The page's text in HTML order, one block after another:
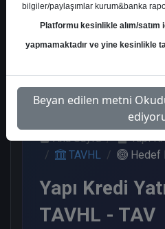
11
Get.
6
Ana Sayfa
Yapı
TAVHL
Hedef
Yapı Kredi
TAVHL - TAV
bilgiler/paylaşımlar kurum&banka
Platformu kesinlikle alım/
yapmamaktadır ve yine kesinlikle
Beyan edilen metni Okudum,